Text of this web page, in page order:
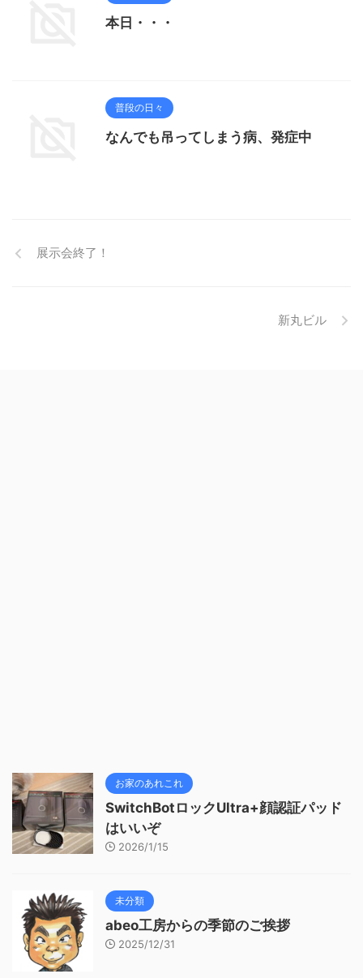
本日・・・
普段の日々
なんでも吊ってしまう病、発症中
展示会終了！
新丸ビル
お家のあれこれ
SwitchBotロックUltra+顔認証パッド
はいいぞ
2026/1/15
未分類
abeo工房からの季節のご挨拶
2025/12/31